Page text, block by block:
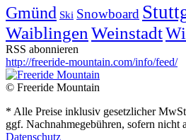
Gmünd Ski Snowboard
Waiblingen Weinstadt
RSS abonnieren
http://freeride-mountain.com/info/feed/
© Freeride Mountain
* Alle Preise inklusiv gesetzlicher
ggf. Nachnahmegebühren, sofern nicht
Datenschutz